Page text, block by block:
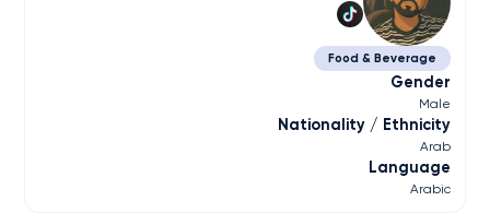
Food & Beverage
Gender
Male
Nationality / Ethnicity
Arab
Language
Arabic